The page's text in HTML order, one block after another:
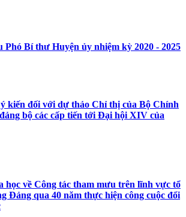
Phó Bí thư Huyện ủy nhiệm kỳ 2020 - 2025
kiến đối với dự thảo Chỉ thị của Bộ Chính
bộ các cấp tiến tới Đại hội XIV của
học về Công tác tham mưu trên lĩnh vực tổ
Đảng qua 40 năm thực hiện công cuộc đổi